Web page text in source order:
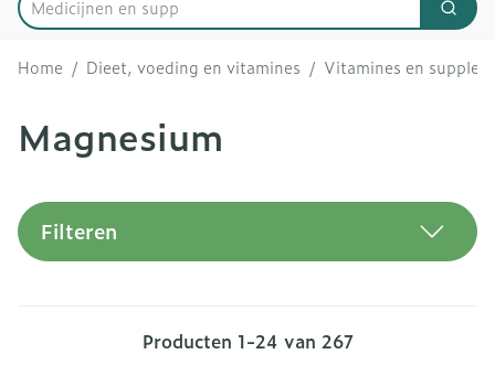
Product, merk, categorie... Zoek
Home / Dieet, voeding en vitamines / Vitamines en
Magnesium
Filteren
Producten 1-24 van 267